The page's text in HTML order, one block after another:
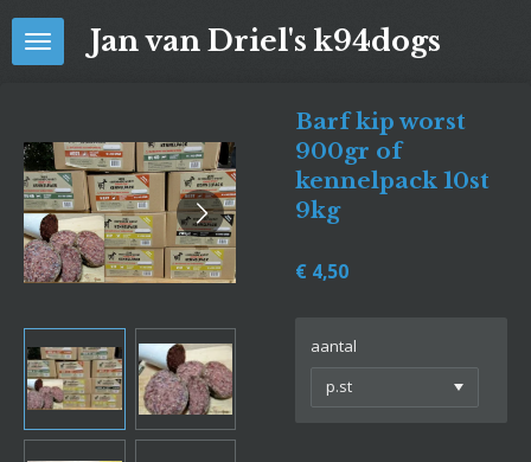
Ga
direct
Jan van Driel's k94dogs
Barf kip worst
900gr of
kennelpack 10st
9kg
€ 4,50
aantal